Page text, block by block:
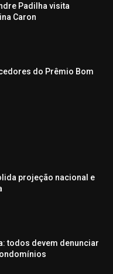
Padilha visita
Caron
do Prêmio Bom
projeção nacional e
todos devem denunciar